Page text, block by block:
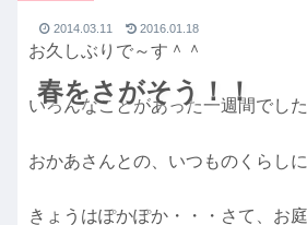
春をさがそう！！
2014.03.11 2016.01.18
お久しぶりで～す＾＾
いろんなことがあった一週間でし
おかあさんとの、いつものくらし
きょうはぽかぽか・・・さて、お